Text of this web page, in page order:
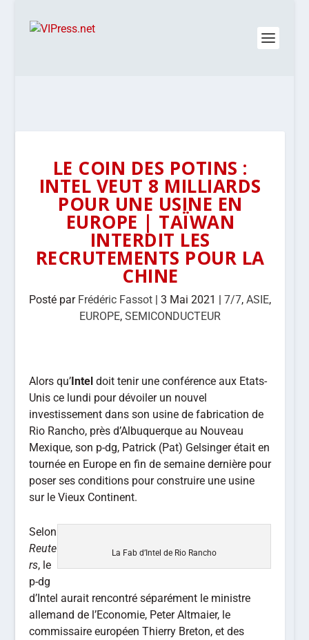
LE COIN DES POTINS :
INTEL VEUT 8 MILLIARDS
POUR UNE USINE EN
EUROPE | TAÏWAN
INTERDIT LES
RECRUTEMENTS POUR LA
CHINE
Posté par Frédéric Fassot |3 Mai 2021 |7/7,ASIE,
EUROPE,SEMICONDUCTEUR
Alors qu’Inteldoit tenir une conférence aux Etats-
Unis ce lundi pour dévoiler un nouvel
investissement dans son usine de fabrication de
Rio Rancho, près d’Albuquerque au Nouveau
Mexique, son p-dg, Patrick (Pat) Gelsinger était en
tournée en Europe en fin de semaine dernière pour
poser ses conditions pour construire une usine
sur le Vieux Continent.
La Fab d’Intel de Rio Rancho
Selon
Reute
rs, le
p-dg
d’Intel aurait rencontré séparément le ministre
allemand de l’Economie, Peter Altmaier, le
commissaire européen Thierry Breton, et des